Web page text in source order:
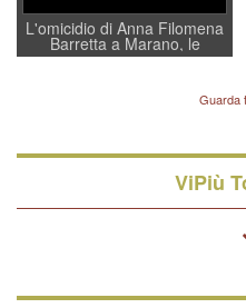
L'omicidio di Anna Filomena
Barretta a Marano, le
indagini dei carabinieri di
quelle di... Barbara D'UrsoGuarda
ViPiù